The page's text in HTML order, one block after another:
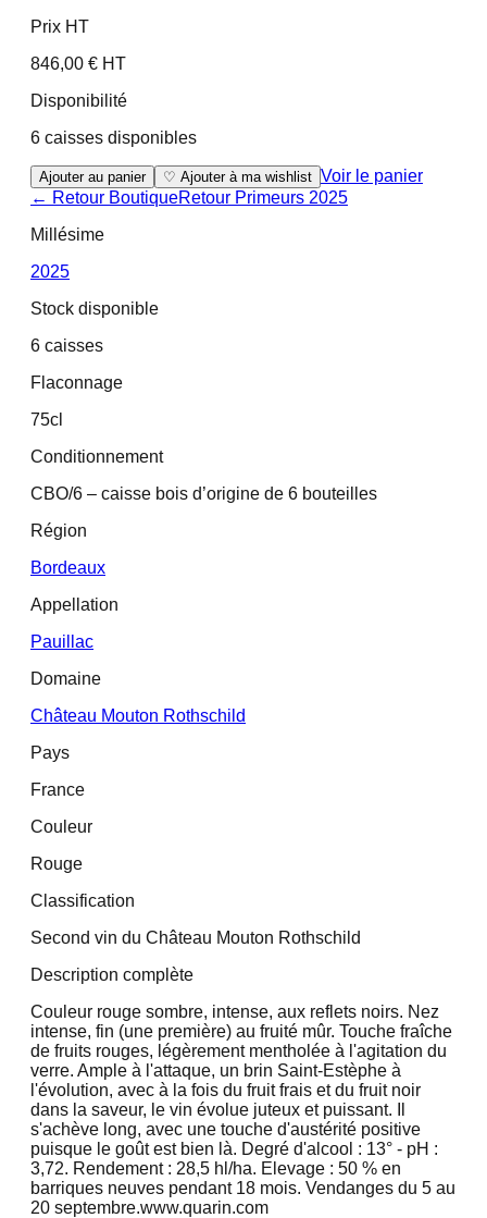
Prix HT
846,00 € HT
Disponibilité
6 caisses disponibles
Ajouter au panier ♡ Ajouter à ma wishlist Voir le panier
← Retour BoutiqueRetour Primeurs 2025
Millésime
2025
Stock disponible
6 caisses
Flaconnage
75cl
Conditionnement
CBO/6 – caisse bois d’origine de 6 bouteilles
Région
Bordeaux
Appellation
Pauillac
Domaine
Château Mouton Rothschild
Pays
France
Couleur
Rouge
Classification
Second vin du Château Mouton Rothschild
Description complète
Couleur rouge sombre, intense, aux reflets noirs. Nez
intense, fin (une première) au fruité mûr. Touche fraîche
de fruits rouges, légèrement mentholée à l'agitation du
verre. Ample à l'attaque, un brin Saint-Estèphe à
l'évolution, avec à la fois du fruit frais et du fruit noir
dans la saveur, le vin évolue juteux et puissant. Il
s'achève long, avec une touche d'austérité positive
puisque le goût est bien là. Degré d'alcool : 13° - pH :
3,72. Rendement : 28,5 hl/ha. Elevage : 50 % en
barriques neuves pendant 18 mois. Vendanges du 5 au
20 septembre.www.quarin.com